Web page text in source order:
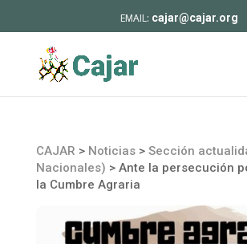
cajar@cajar.org
CAJAR > Noticias> Sección
Nacionales) > Ante la persecución
la Cumbre Agraria